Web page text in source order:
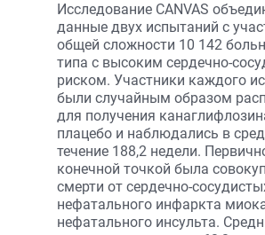
Исследование CANVAS
данные двух испытаний с
общей сложности 10 142
типа с высоким сердечно-
риском. Участники каждого
были случайным образом
для получения
плацебо и наблюдались в
течение 188,2 недели.
конечной точкой была
смерти от сердечно-
нефатального инфаркта
нефатального инсульта.